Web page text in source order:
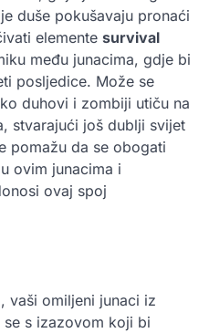
duše pokušavaju pronaći
elemente survival
među junacima, gdje bi
posljedice. Može se
duhovi i zombiji utiču na
stvarajući još dublji svijet
pomažu da se obogati
ovim junacima i
ovaj spoj
vaši omiljeni junaci iz
s izazovom koji bi